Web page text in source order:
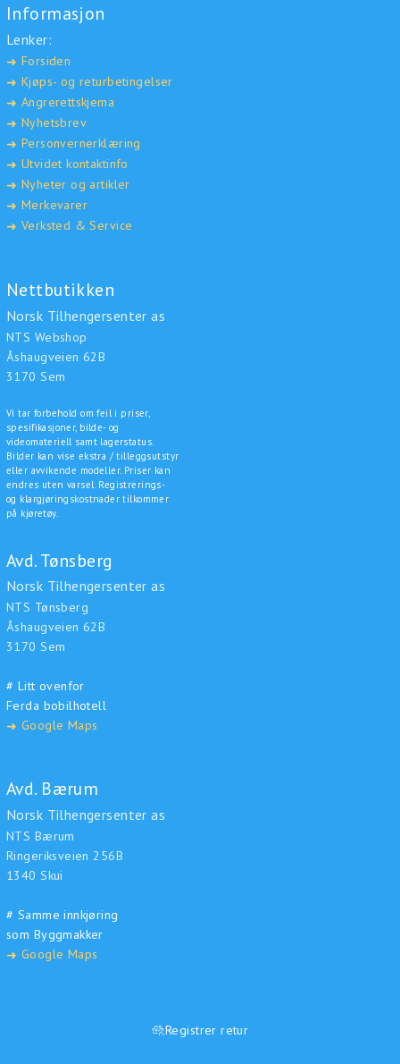
Informasjon
Lenker:
➜ Forsiden
➜ Kjøps- og returbetingelser
➜ Angrerettskjema
➜ Nyhetsbrev
➜ Personvernerklæring
➜ Utvidet kontaktinfo
➜ Nyheter og artikler
➜ Merkevarer
➜ Verksted & Service
Nettbutikken
Norsk Tilhengersenter as
NTS Webshop
Åshaugveien 62B
3170 Sem
Vi tar forbehold om feil i priser,
spesifikasjoner, bilde- og
videomateriell samt lagerstatus.
Bilder kan vise ekstra / tilleggsutstyr
eller avvikende modeller. Priser kan
endres uten varsel. Registrerings-
og klargjøringskostnader tilkommer
på kjøretøy.
Avd. Tønsberg
Norsk Tilhengersenter as
NTS Tønsberg
Åshaugveien 62B
3170 Sem
# Litt ovenfor
Ferda bobilhotell
➜ Google Maps
Avd. Bærum
Norsk Tilhengersenter as
NTS Bærum
Ringeriksveien 256B
1340 Skui
# Samme innkjøring
som Byggmakker
➜ Google Maps
Registrer retur